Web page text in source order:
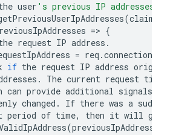
user 's previous IP addresses,
(claims
=> {
request IP address .
= req .connection
if the request IP address origin
. The current request
can provide additional signals
changed . If there was a sudden
period of time, then it will give
(previousIpAddresses